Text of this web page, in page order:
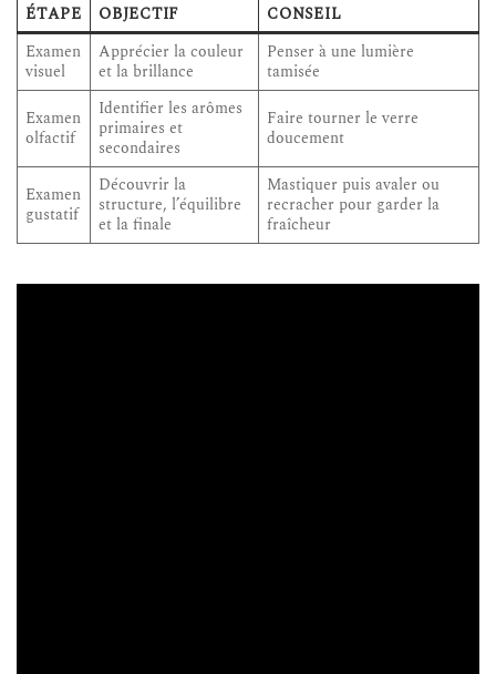
ÉTAPE OBJECTIF
CONSEIL
Examen
visuel
Apprécier la couleur
et la brillance
Penser à une lumière
tamisée
Examen
olfactif
Identifier les arômes
primaires et
secondaires
Faire tourner le verre
doucement
Examen
gustatif
Découvrir la
structure, l’équilibre
et la finale
Mastiquer puis avaler ou
recracher pour garder la
fraîcheur